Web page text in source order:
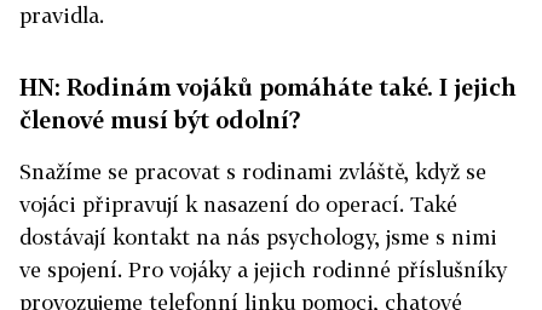
pravidla.
HN: Rodinám vojáků pomáháte také. I jejich
členové musí být odolní?
Snažíme se pracovat s rodinami zvláště, když se
vojáci připravují k nasazení do operací. Také
dostávají kontakt na nás psychology, jsme s nimi
ve spojení. Pro vojáky a jejich rodinné příslušníky
provozujeme telefonní linku pomoci, chatové